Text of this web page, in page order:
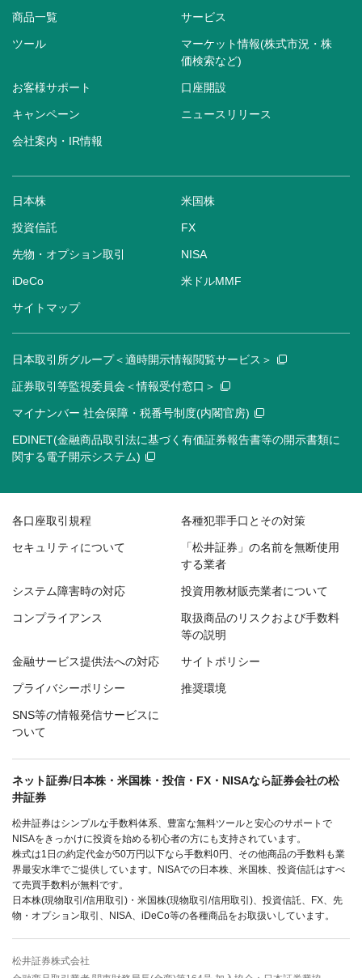
商品一覧 サービス
ツール
マーケット情報(株式市況・株
価検索など)
お客様サポート 口座開設
キャンペーン ニュースリリース
会社案内・IR情報
日本株 米国株
投資信託 FX
先物・オプション取引 NISA
iDeCo 米ドルMMF
サイトマップ
日本取引所グループ＜適時開示情報閲覧サービス＞
証券取引等監視委員会＜情報受付窓口＞
マイナンバー 社会保障・税番号制度(内閣官房)
EDINET(金融商品取引法に基づく有価証券報告書等の開示書類に
関する電子開示システム)
各口座取引規程 各種犯罪手口とその対策
セキュリティについて
「松井証券」の名前を無断使用
する業者
システム障害時の対応 投資用教材販売業者について
コンプライアンス
取扱商品のリスクおよび手数料
等の説明
金融サービス提供法への対応 サイトポリシー
プライバシーポリシー 推奨環境
SNS等の情報発信サービスに
ついて
ネット証券/日本株・米国株・投信・FX・NISAなら証券会社の松
井証券
松井証券はシンプルな手数料体系、豊富な無料ツールと安心のサポートで
NISAをきっかけに投資を始める初心者の方にも支持されています。
株式は1日の約定代金が50万円以下なら手数料0円、その他商品の手数料も業
界最安水準でご提供しています。NISAでの日本株、米国株、投資信託はすべ
て売買手数料が無料です。
日本株(現物取引/信用取引)・米国株(現物取引/信用取引)、投資信託、FX、先
物・オプション取引、NISA、iDeCo等の各種商品をお取扱いしています。
松井証券株式会社